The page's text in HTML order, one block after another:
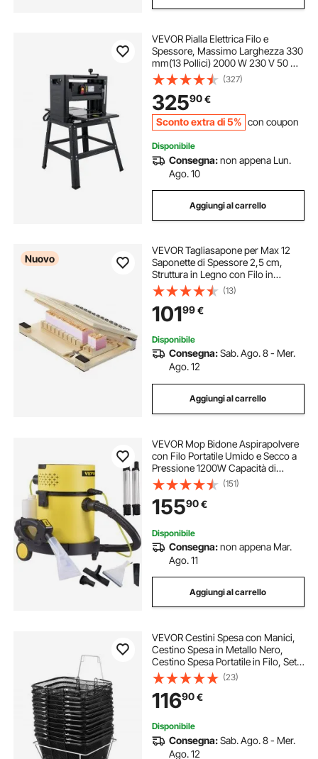
VEVOR Pialla Elettrica Filo e
Spessore, Massimo Larghezza 330
mm(13 Pollici) 2000 W 230 V 50 Hz
Pialla Spessore per Legno
Professionale per La Lavorazione di
Materiali Come Legno, Bambù,
Rivestimento in Nylon
(327)
32590€
Sconto extra di 5% con coupon
Disponibile
Consegna:non appena Lun.
Ago. 10
Aggiungi al carrello
Nuovo
VEVOR Tagliasapone per Max 12
Saponette di Spessore 2,5 cm,
Struttura in Legno con Filo in
Acciaio Inox, con Fili di Ricambio,
Strumento di Taglio Multiuso per
Saponi Candele Artigianali Fai Da Te
(13)
10199€
Disponibile
Consegna:Sab. Ago. 8 - Mer.
Ago. 12
Aggiungi al carrello
VEVOR Mop Bidone Aspirapolvere
con Filo Portatile Umido e Secco a
Pressione 1200W Capacità di
Cilindro 20L, Aspiracenre a Bidone
con Filtro HEPA 17Kpa a Pressione
per Cortile Giardino Parco Bidone
(151)
15590€
Disponibile
Consegna:non appena Mar.
Ago. 11
Aggiungi al carrello
VEVOR Cestini Spesa con Manici,
Cestino Spesa in Metallo Nero,
Cestino Spesa Portatile in Filo, Set
Cestini Spesa in Rete Metallica Nera
per Supermercati, Spesa Negozi al
Dettaglio, Nero 12 Pezzi
(23)
11690€
Disponibile
Consegna:Sab. Ago. 8 - Mer.
Ago. 12